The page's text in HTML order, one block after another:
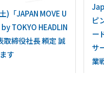
「JAPAN MOVE U
TOKYO HEADLIN
取締役社長 頼定 誠
す
ピ
ー
サ
業